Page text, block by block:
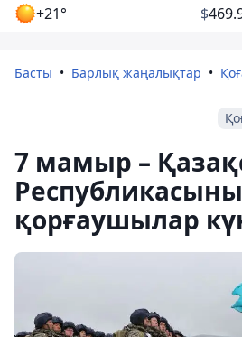
+21° $
Басты Барлық жаңалықтар
7 мамыр –
қорғаушылар